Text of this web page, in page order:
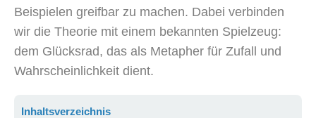
Beispielen greifbar zu machen. Dabei verbinden
wir die Theorie mit einem bekannten Spielzeug:
dem Glücksrad, das als Metapher für Zufall und
Wahrscheinlichkeit dient.
Inhaltsverzeichnis